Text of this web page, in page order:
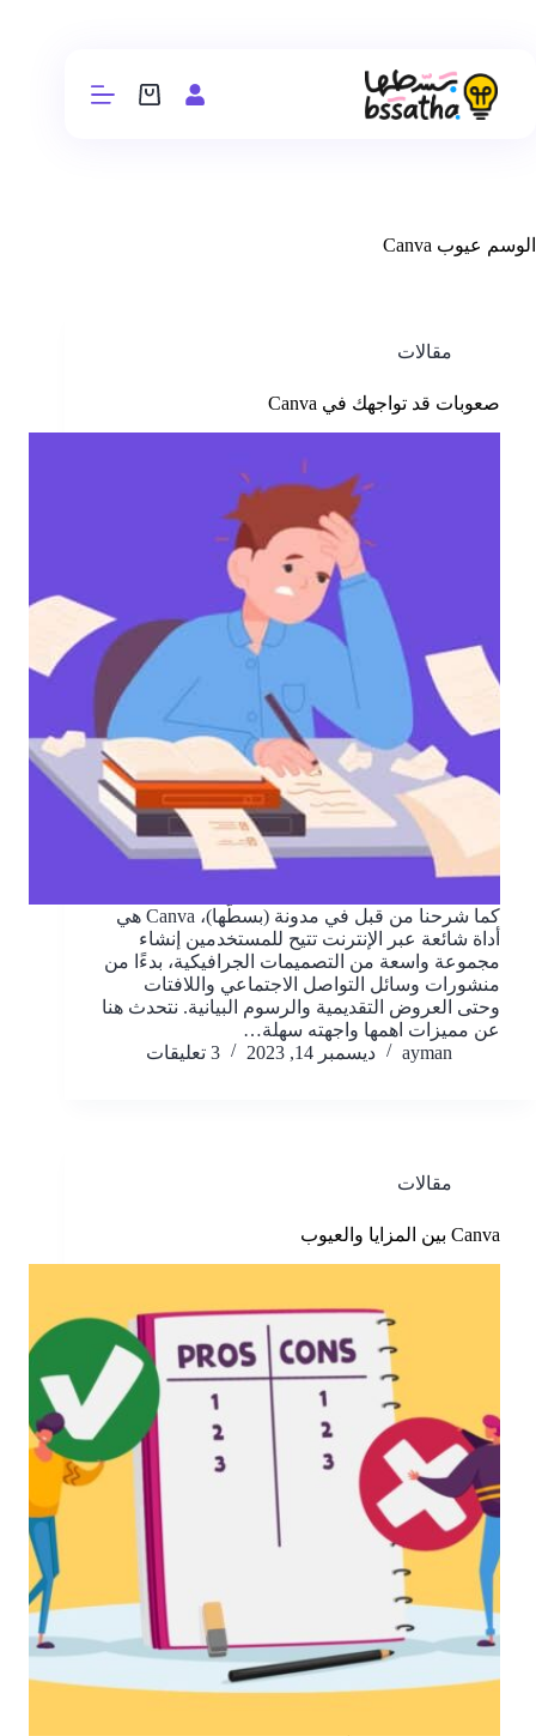
الوسم عيوب Canva
مقالات
صعوبات قد تواجهك في Canva
كما شرحنا من قبل في مدونة (بسطّها)، Canva هي
أداة شائعة عبر الإنترنت تتيح للمستخدمين إنشاء
مجموعة واسعة من التصميمات الجرافيكية، بدءًا من
منشورات وسائل التواصل الاجتماعي واللافتات
وحتى العروض التقديمية والرسوم البيانية. نتحدث هنا
عن مميزات اهمها واجهته سهلة…
ayman
ديسمبر 14, 2023 3 تعليقات
مقالات
Canva بين المزايا والعيوب